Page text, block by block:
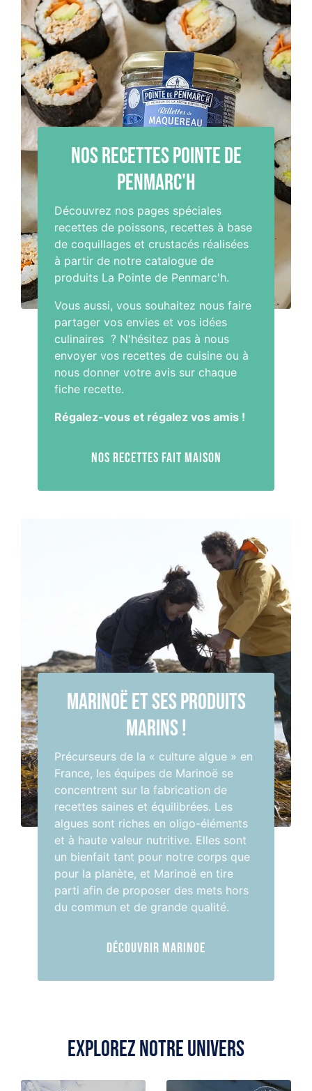
Nos recettes Pointe de
Penmarc'h
Découvrez nos pages spéciales
recettes de poissons, recettes à base
de coquillages et crustacés réalisées
à partir de notre catalogue de
produits La Pointe de Penmarc'h.
Vous aussi, vous souhaitez nous faire
partager vos envies et vos idées
culinaires ? N'hésitez pas à nous
envoyer vos recettes de cuisine ou à
nous donner votre avis sur chaque
fiche recette.
Régalez-vous et régalez vos amis !
Nos recettes fait maison
Marinoë et ses produits
marins !
Précurseurs de la « culture algue » en
France, les équipes de Marinoë se
concentrent sur la fabrication de
recettes saines et équilibrées. Les
algues sont riches en oligo-éléments
et à haute valeur nutritive. Elles sont
un bienfait tant pour notre corps que
pour la planète, et Marinoë en tire
parti afin de proposer des mets hors
du commun et de grande qualité.
Découvrir Marinoe
Explorez notre univers